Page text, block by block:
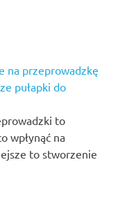
na przeprowadzkę
pułapki do
to
wpłynąć na
to stworzenie